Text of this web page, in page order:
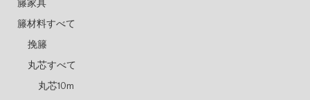
籐家具
籐材料すべて
挽籐
丸芯すべて
丸芯10m